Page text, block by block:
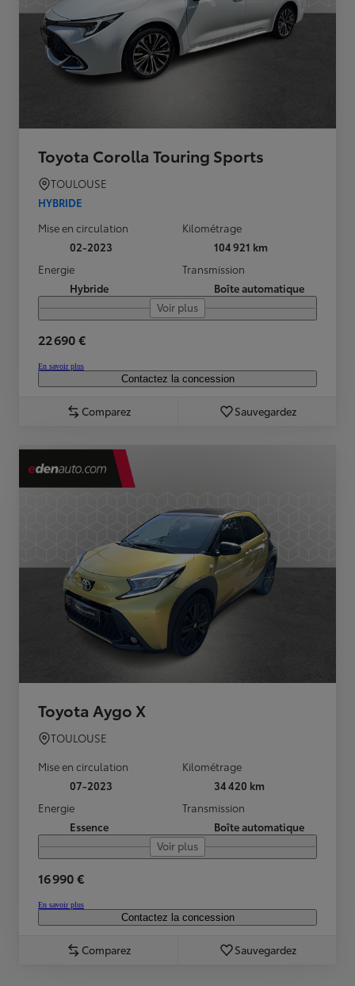
Toyota Corolla Touring Sports
TOULOUSE
HYBRIDE
Mise en circulation
02-2023
Kilométrage
104 921 km
Energie
Hybride
Transmission
Boîte automatique
Voir plus
22 690 €
En savoir plus
Contactez la concession
Comparez Sauvegardez
Toyota Aygo X
TOULOUSE
Mise en circulation
07-2023
Kilométrage
34 420 km
Energie
Essence
Transmission
Boîte automatique
Voir plus
16 990 €
En savoir plus
Contactez la concession
Comparez Sauvegardez